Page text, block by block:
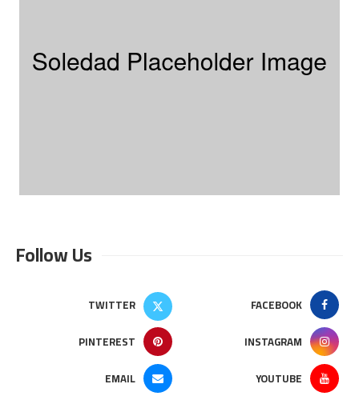
Follow Us
FACEBOOK
TWITTER
INSTAGRAM
PINTEREST
YOUTUBE
EMAIL